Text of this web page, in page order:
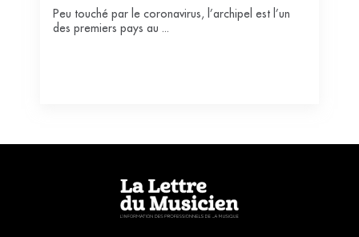
Peu touché par le coronavirus, l’archipel est l’un
des premiers pays au ...